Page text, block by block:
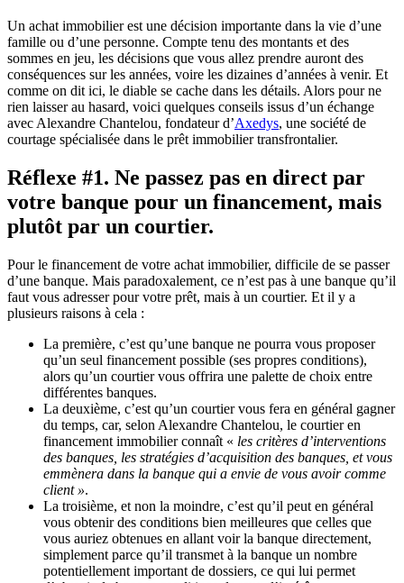
Un achat immobilier est une décision importante dans la vie d’une
famille ou d’une personne. Compte tenu des montants et des
sommes en jeu, les décisions que vous allez prendre auront des
conséquences sur les années, voire les dizaines d’années à venir. Et
comme on dit ici, le diable se cache dans les détails. Alors pour ne
rien laisser au hasard, voici quelques conseils issus d’un échange
avec Alexandre Chantelou, fondateur d’Axedys, une société de
courtage spécialisée dans le prêt immobilier transfrontalier.
Réflexe #1. Ne passez pas en direct par
votre banque pour un financement, mais
plutôt par un courtier.
Pour le financement de votre achat immobilier, difficile de se passer
d’une banque. Mais paradoxalement, ce n’est pas à une banque qu’il
faut vous adresser pour votre prêt, mais à un courtier. Et il y a
plusieurs raisons à cela :
La première, c’est qu’une banque ne pourra vous proposer
qu’un seul financement possible (ses propres conditions),
alors qu’un courtier vous offrira une palette de choix entre
différentes banques.
La deuxième, c’est qu’un courtier vous fera en général gagner
du temps, car, selon Alexandre Chantelou, le courtier en
financement immobilier connaît « les critères d’interventions
des banques, les stratégies d’acquisition des banques, et vous
emmènera dans la banque qui a envie de vous avoir comme
client ».
La troisième, et non la moindre, c’est qu’il peut en général
vous obtenir des conditions bien meilleures que celles que
vous auriez obtenues en allant voir la banque directement,
simplement parce qu’il transmet à la banque un nombre
potentiellement important de dossiers, ce qui lui permet